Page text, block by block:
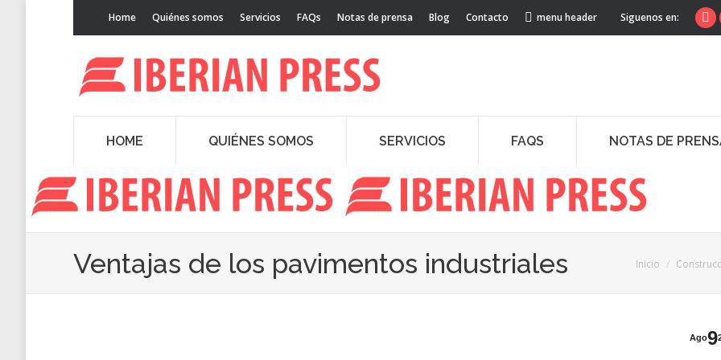
Home Quiénes somos Servicios FAQs Notas de prensa Blog Contacto menu header Siguenos en:
HOME QUIÉNES SOMOS SERVICIOS FAQS NOTAS DE
Ventajas de los pavimentos industriales Estás aquí:
Inicio
Ago9